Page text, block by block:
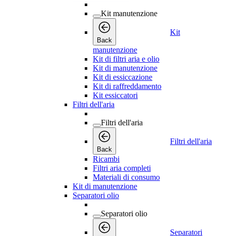
Kit manutenzione
Back
Kit
manutenzione
Kit di filtri aria e olio
Kit di manutenzione
Kit di essiccazione
Kit di raffreddamento
Kit essiccatori
Filtri dell'aria
Filtri dell'aria
Back
Filtri dell'aria
Ricambi
Filtri aria completi
Materiali di consumo
Kit di manutenzione
Separatori olio
Separatori olio
Separatori